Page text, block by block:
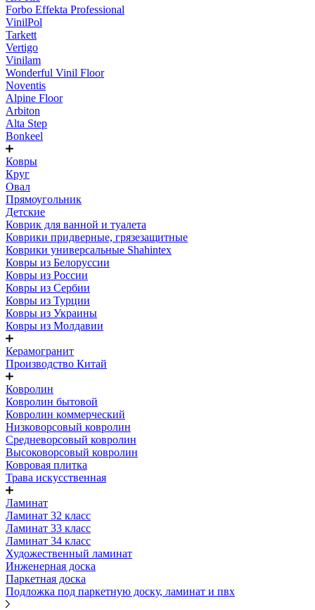
Forbo Effekta Professional
VinilPol
Tarkett
Vertigo
Vinilam
Wonderful Vinil Floor
Noventis
Alpine Floor
Arbiton
Alta Step
Bonkeel
Ковры
Круг
Овал
Прямоугольник
Детские
Коврик для ванной и туалета
Коврики придверные, грязезащитные
Коврики универсальные Shahintex
Ковры из Белоруссии
Ковры из России
Ковры из Сербии
Ковры из Турции
Ковры из Украины
Ковры из Молдавии
Керамогранит
Производство Китай
Ковролин
Ковролин бытовой
Ковролин коммерческий
Низковорсовый ковролин
Средневорсовый ковролин
Высоковорсовый ковролин
Ковровая плитка
Трава искусственная
Ламинат
Ламинат 32 класс
Ламинат 33 класс
Ламинат 34 класс
Художественный ламинат
Инженерная доска
Паркетная доска
Подложка под паркетную доску, ламинат и пвх